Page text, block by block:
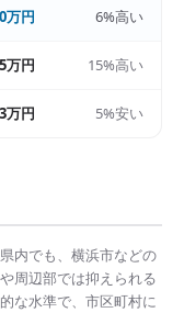
万円 6%高い
万円 15%高い
万円 5%安い
内でも、 横浜市などの
周辺部では抑えられる
な水準で、市区町村に